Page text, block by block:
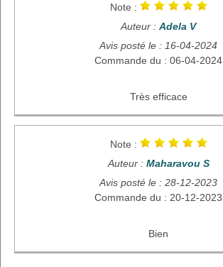
Note :
Auteur : Adela V
Avis posté le : 16-04-2024
Commande du : 06-04-2024
Très efficace
Note :
Auteur : Maharavou S
Avis posté le : 28-12-2023
Commande du : 20-12-2023
Bien